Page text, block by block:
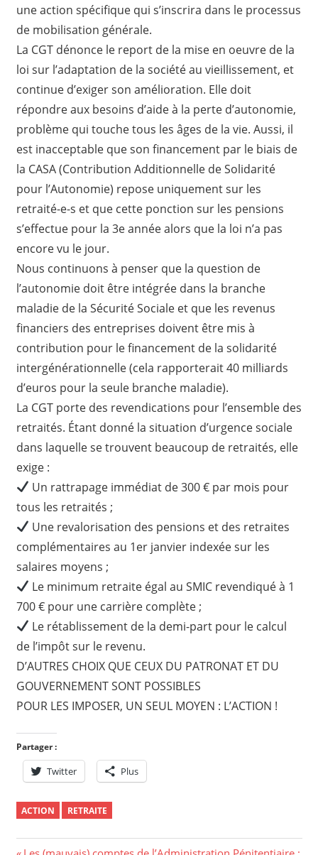
une action spécifique qui s’inscrira dans le processus
de mobilisation générale.
La CGT dénonce le report de la mise en oeuvre de la
loi sur l’adaptation de la société au vieillissement, et
continue d’exiger son amélioration. Elle doit
répondre aux besoins d’aide à la perte d’autonomie,
problème qui touche tous les âges de la vie. Aussi, il
est inacceptable que son financement par le biais de
la CASA (Contribution Additionnelle de Solidarité
pour l’Autonomie) repose uniquement sur les
retraité-e-s et que cette ponction sur les pensions
s’effectue pour la 3e année alors que la loi n’a pas
encore vu le jour.
Nous continuons à penser que la question de
l’autonomie doit être intégrée dans la branche
maladie de la Sécurité Sociale et que les revenus
financiers des entreprises doivent être mis à
contribution pour le financement de la solidarité
intergénérationnelle (cela rapporterait 40 milliards
d’euros pour la seule branche maladie).
La CGT porte des revendications pour l’ensemble des
retraités. Étant donné la situation d’urgence sociale
dans laquelle se trouvent beaucoup de retraités, elle
exige :
Un rattrapage immédiat de 300 € par mois pour
tous les retraités ;
Une revalorisation des pensions et des retraites
complémentaires au 1er janvier indexée sur les
salaires moyens ;
Le minimum retraite égal au SMIC revendiqué à 1
700 € pour une carrière complète ;
Le rétablissement de la demi-part pour le calcul
de l’impôt sur le revenu.
D’AUTRES CHOIX QUE CEUX DU PATRONAT ET DU
GOUVERNEMENT SONT POSSIBLES
POUR LES IMPOSER, UN SEUL MOYEN : L’ACTION !
Partager :
Twitter Plus
ACTION RETRAITE